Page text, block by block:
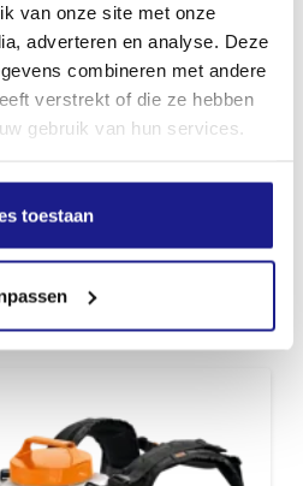
van onze site met onze
adverteren en analyse. Deze
combineren met andere
verstrekt of die ze hebben
gebruik van hun services.
toestaan